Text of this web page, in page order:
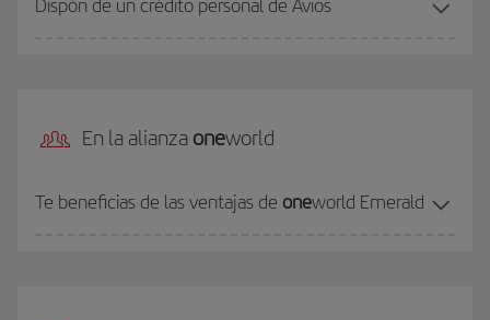
Dispón de un crédito personal de Avios
En la alianza oneworld
Te beneficias de las ventajas de oneworld Emerald